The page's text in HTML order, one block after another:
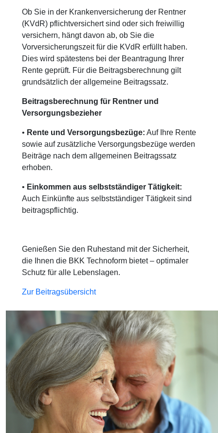
Ob Sie in der Krankenversicherung der Rentner
(KVdR) pflichtversichert sind oder sich freiwillig
versichern, hängt davon ab, ob Sie die
Vorversicherungszeit für die KVdR erfüllt haben.
Dies wird spätestens bei der Beantragung Ihrer
Rente geprüft. Für die Beitragsberechnung gilt
grundsätzlich der allgemeine Beitragssatz.
Beitragsberechnung für Rentner und
Versorgungsbezieher
• Rente und Versorgungsbezüge: Auf Ihre Rente
sowie auf zusätzliche Versorgungsbezüge werden
Beiträge nach dem allgemeinen Beitragssatz
erhoben.
• Einkommen aus selbstständiger Tätigkeit:
Auch Einkünfte aus selbstständiger Tätigkeit sind
beitragspflichtig.
Genießen Sie den Ruhestand mit der Sicherheit,
die Ihnen die BKK Technoform bietet – optimaler
Schutz für alle Lebenslagen.
Zur Beitragsübersicht